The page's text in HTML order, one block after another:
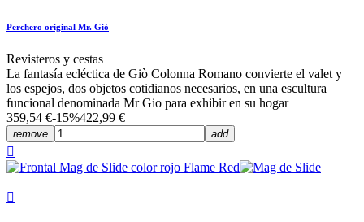
Perchero original Mr. Giò
Revisteros y cestas
La fantasía ecléctica de Giò Colonna Romano convierte el valet y
los espejos, dos objetos cotidianos necesarios, en una escultura
funcional denominada Mr Gio para exhibir en su hogar
359,54 €-15%422,99 €
remove add

